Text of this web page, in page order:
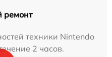
ремонт
техники Nintendo
2 часов.